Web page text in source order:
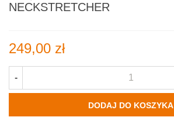
NECKSTRETCHER
249,00 zł
-
DODAJ DO KOSZYKA